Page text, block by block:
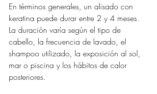
En términos generales, un alisado con
keratina puede durar entre 2 y 4 meses.
La duración varía según el tipo de
cabello, la frecuencia de lavado, el
shampoo utilizado, la exposición al sol,
mar o piscina y los hábitos de calor
posteriores.